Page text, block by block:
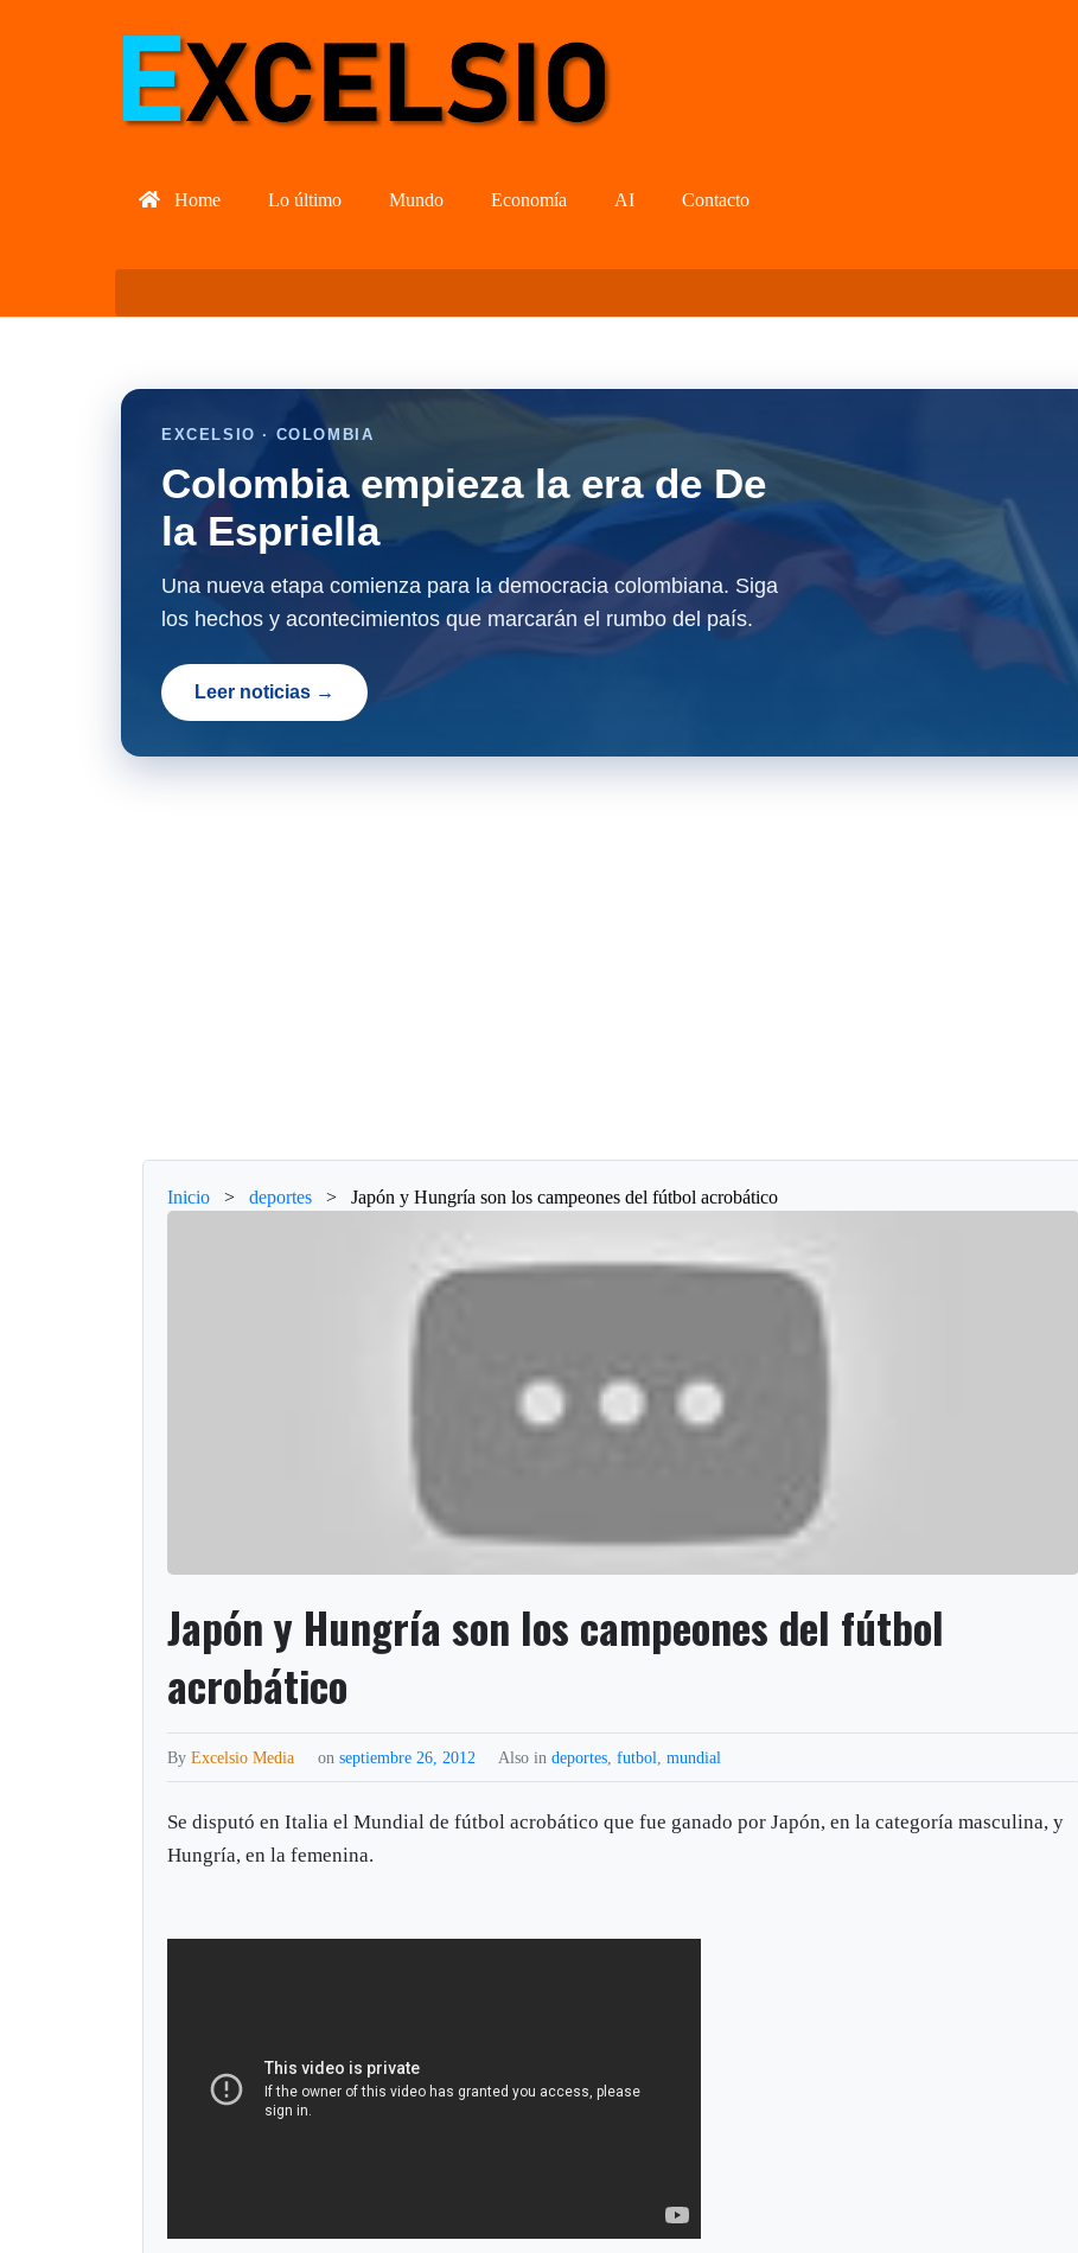
Home Lo último Mundo Economía AI Contacto
EXCELSIO · COLOMBIA
Colombia empieza la era de De
la Espriella
Una nueva etapa comienza para la democracia colombiana. Siga
los hechos y acontecimientos que marcarán el rumbo del país.
Leer noticias →
Inicio > deportes > Japón y Hungría son los campeones del fútbol acrobático
Japón y Hungría son los campeones del fútbol
acrobático
ByExcelsio Media onseptiembre 26, 2012 Also indeportes ,futbol ,mundial
Se disputó en Italia el Mundial de fútbol acrobático que fue ganado por Japón, en la categoría masculina, y
Hungría, en la femenina.